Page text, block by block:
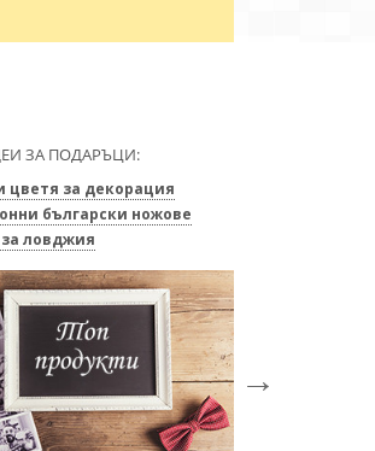
ЗА ПОДАРЪЦИ:
цветя за декорация
български ножове
ловджия